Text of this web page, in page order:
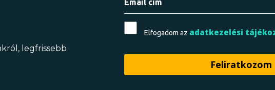
legfrissebb
Elfogadom az adatkezelési